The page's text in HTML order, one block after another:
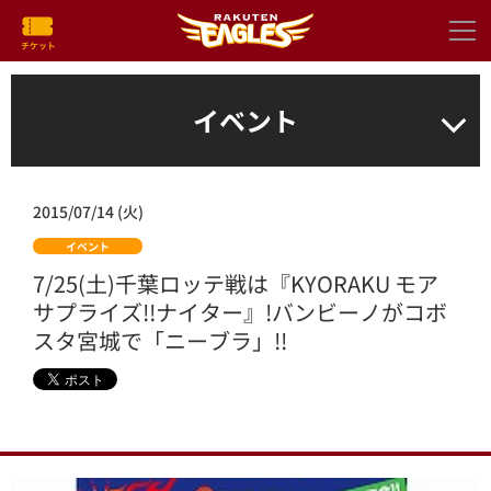
イベント
2015/07/14 (火)
イベント
7/25(土)千葉ロッテ戦は『KYORAKU モア
サプライズ!!ナイター』!バンビーノがコボ
スタ宮城で「ニーブラ」!!